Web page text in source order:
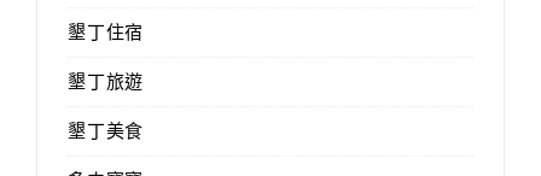
墾丁住宿
墾丁旅遊
墾丁美食